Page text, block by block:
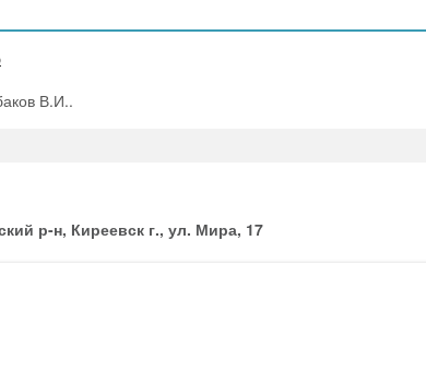
В.И..
р-н, Киреевск г., ул. Мира, 17